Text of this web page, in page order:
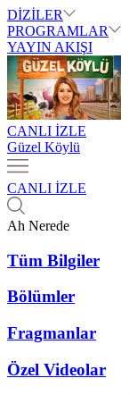
DİZİLER
PROGRAMLAR
YAYIN AKIŞI
CANLI İZLE
Güzel Köylü
CANLI İZLE
Ah Nerede
Tüm Bilgiler
Bölümler
Fragmanlar
Özel Videolar